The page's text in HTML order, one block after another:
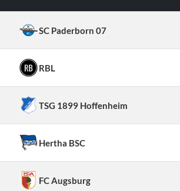
SC Paderborn 07
RBL
TSG 1899 Hoffenheim
Hertha BSC
FC Augsburg